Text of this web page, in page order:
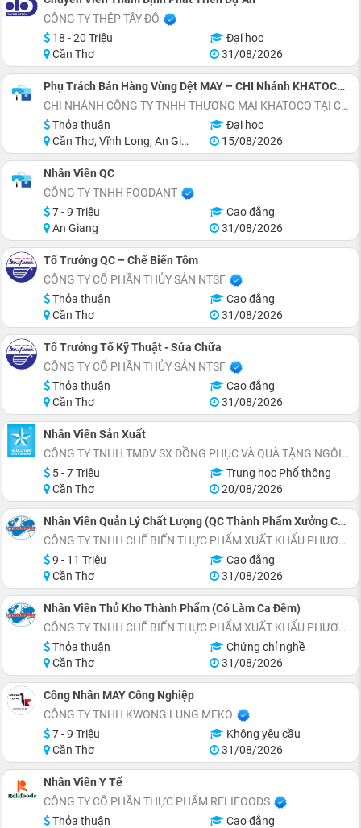
CÔNG TY THÉP TÂY ĐÔ
18 - 20 Triệu
Đại học
Cần Thơ
31/08/2026
Phụ Trách Bán Hàng Vùng Dệt MAY – CHI Nhánh KHATOCO Cần Thơ
CHI NHÁNH CÔNG TY TNHH THƯƠNG MẠI KHATOCO TẠI CẦN THƠ
Thỏa thuận
Đại học
Cần Thơ, Vĩnh Long, An Giang, Đồng Tháp, Cà Mau
15/08/2026
Nhân Viên QC
CÔNG TY TNHH FOODANT
7 - 9 Triệu
Cao đẳng
An Giang
31/08/2026
Tổ Trưởng QC – Chế Biến Tôm
CÔNG TY CỔ PHẦN THỦY SẢN NTSF
Thỏa thuận
Cao đẳng
Cần Thơ
31/08/2026
Tổ Trưởng Tổ Kỹ Thuật - Sửa Chữa
CÔNG TY CỔ PHẦN THỦY SẢN NTSF
Thỏa thuận
Cao đẳng
Cần Thơ
31/08/2026
Nhân Viên Sản Xuất
CÔNG TY TNHH TMDV SX ĐỒNG PHỤC VÀ QUÀ TẶNG NGÔI SAO XANH
5 - 7 Triệu
Trung học Phổ thông
Cần Thơ
20/08/2026
Nhân Viên Quản Lý Chất Lượng (QC Thành Phẩm Xưởng Chế Biến Cá Tra – Có Làm Ca Đêm)
CÔNG TY TNHH CHẾ BIẾN THỰC PHẨM XUẤT KHẨU PHƯƠNG ĐÔNG
9 - 11 Triệu
Cao đẳng
Cần Thơ
31/08/2026
Nhân Viên Thủ Kho Thành Phẩm (Có Làm Ca Đêm)
CÔNG TY TNHH CHẾ BIẾN THỰC PHẨM XUẤT KHẨU PHƯƠNG ĐÔNG
Thỏa thuận
Chứng chỉ nghề
Cần Thơ
31/08/2026
Công Nhân MAY Công Nghiệp
CÔNG TY TNHH KWONG LUNG MEKO
7 - 9 Triệu
Không yêu cầu
Cần Thơ
31/08/2026
Nhân Viên Y Tế
CÔNG TY CỔ PHẦN THỰC PHẨM RELIFOODS
Thỏa thuận
Cao đẳng